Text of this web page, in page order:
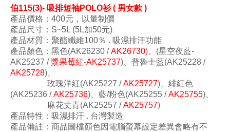
伯115(3)- 吸排短袖POLO衫 ( 男女款 )
產品價格：400元 ，以量制價
產品尺寸：S~5L (5L加50元)
產品材質： 聚酯纖維100％ . 吸濕排汗功能
產品顏色 ：黑色(AK26230 /AK26730) (星空夜藍-
AK25237 / 漿果莓紅-AK25737) 、普魯士藍(AK25228 /
AK25728)
玫瑰洋紅(AK25227 /AK25727) 、緋紅色
(AK25236 /AK25736) 、藍/粉色(AK25255 /AK25755)
麻花丈青(AK25257 /AK25757)
產品特性： 吸濕排汗 . 台灣製造
產品備註：商品圖檔顏色因電腦螢幕設定差異會略有不